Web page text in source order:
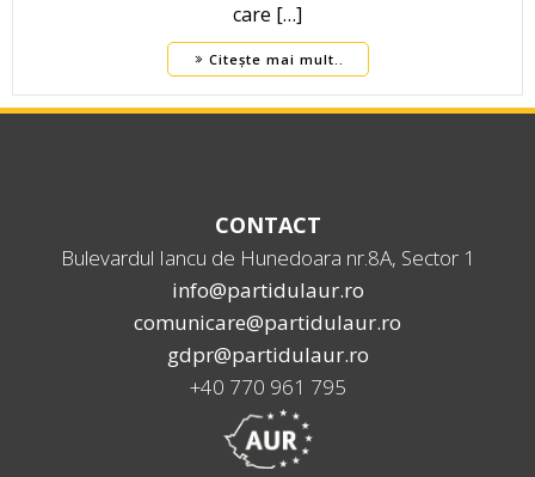
care […]
Citește mai mult..
CONTACT
Bulevardul Iancu de Hunedoara nr.8A, Sector 1
info@partidulaur.ro
comunicare@partidulaur.ro
gdpr@partidulaur.ro
+40 770 961 795